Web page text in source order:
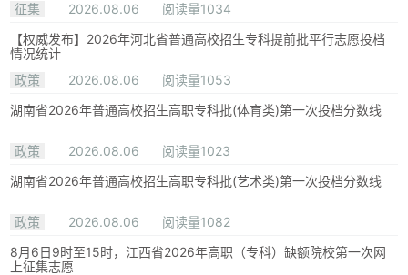
征集 2026.08.06
阅读量1034
【权威发布】2026年河北省普通高校招生专科提前批平行志愿投档
情况统计
政策
2026.08.06
阅读量1053
湖南省2026年普通高校招生高职专科批(体育类)第一次投档分数线
政策 2026.08.06
阅读量1023
湖南省2026年普通高校招生高职专科批(艺术类)第一次投档分数线
政策 2026.08.06
阅读量1082
8月6日9时至15时，江西省2026年高职（专科）缺额院校第一次网
上征集志愿